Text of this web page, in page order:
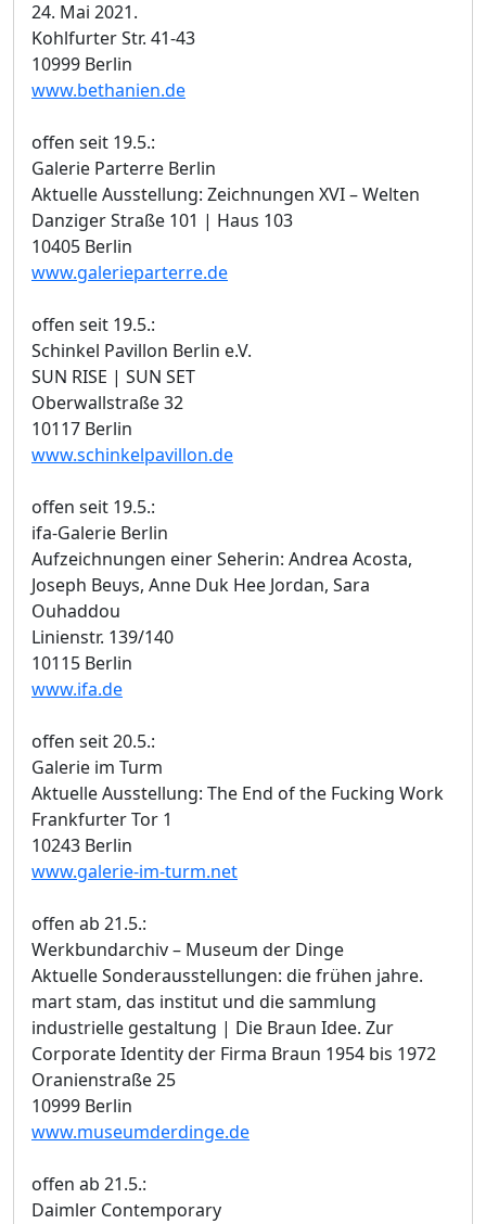
24. Mai 2021.
Kohlfurter Str. 41-43
10999 Berlin
www.bethanien.de
offen seit 19.5.:
Galerie Parterre Berlin
Aktuelle Ausstellung: Zeichnungen XVI – Welten
Danziger Straße 101 | Haus 103
10405 Berlin
www.galerieparterre.de
offen seit 19.5.:
Schinkel Pavillon Berlin e.V.
SUN RISE | SUN SET
Oberwallstraße 32
10117 Berlin
www.schinkelpavillon.de
offen seit 19.5.:
ifa-Galerie Berlin
Aufzeichnungen einer Seherin: Andrea Acosta,
Joseph Beuys, Anne Duk Hee Jordan, Sara
Ouhaddou
Linienstr. 139/140
10115 Berlin
www.ifa.de
offen seit 20.5.:
Galerie im Turm
Aktuelle Ausstellung: The End of the Fucking Work
Frankfurter Tor 1
10243 Berlin
www.galerie-im-turm.net
offen ab 21.5.:
Werkbundarchiv – Museum der Dinge
Aktuelle Sonderausstellungen: die frühen jahre.
mart stam, das institut und die sammlung
industrielle gestaltung | Die Braun Idee. Zur
Corporate Identity der Firma Braun 1954 bis 1972
Oranienstraße 25
10999 Berlin
www.museumderdinge.de
offen ab 21.5.:
Daimler Contemporary